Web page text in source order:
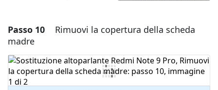
Aggiungi un commento
Aggiungi Commento
Passo 10
Rimuovi la copertura della scheda
madre